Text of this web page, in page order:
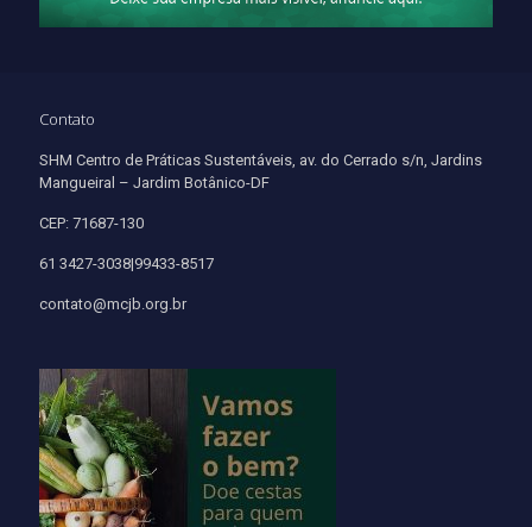
Contato
SHM Centro de Práticas Sustentáveis, av. do Cerrado s/n, Jardins
Mangueiral – Jardim Botânico-DF
CEP: 71687-130
61 3427-3038|99433-8517
contato@mcjb.org.br